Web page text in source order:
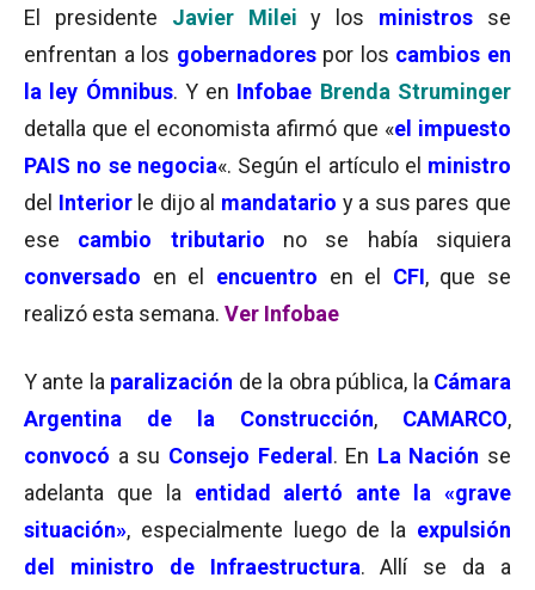
El presidente Javier Milei y los ministros se
enfrentan a los gobernadorespor los cambios en
la ley Ómnibus. Y en Infobae Brenda Struminger
detalla que el economista afirmó que «el impuesto
PAIS no se negocia«. Según el artículo el ministro
del Interior le dijo al mandatario y a sus pares que
ese cambio tributario no se había siquiera
conversado en el encuentro en el CFI, que se
realizó esta semana. Ver Infobae
Y ante la paralización de la obra pública, la Cámara
Argentina de la Construcción, CAMARCO,
convocó a su Consejo Federal . En La Nación se
adelanta que la entidad alertó ante la «grave
situación», especialmente luego de la expulsión
del ministro de Infraestructura. Allí se da a